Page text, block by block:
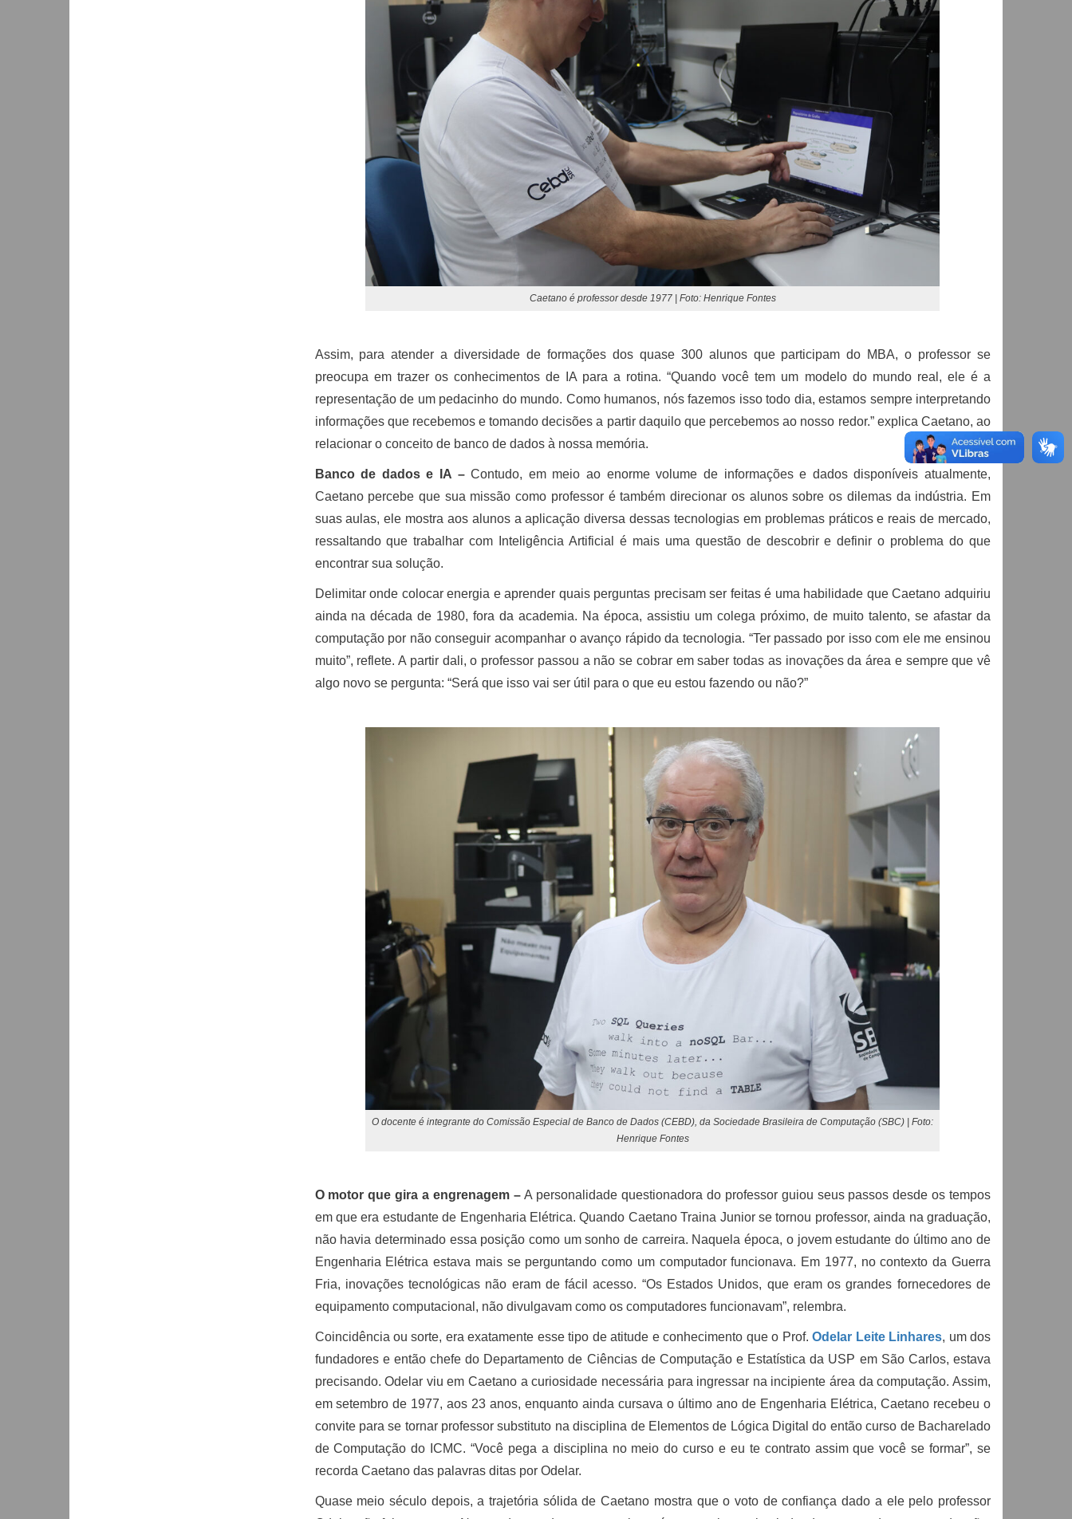
Caetano é professor desde 1977 | Foto: Henrique Fontes
Assim, para atender a diversidade de formações dos quase 300 alunos que participam do MBA, o professor se
preocupa em trazer os conhecimentos de IA para a rotina. “Quando você tem um modelo do mundo real, ele é a
representação de um pedacinho do mundo. Como humanos, nós fazemos isso todo dia, estamos sempre interpretando
informações que recebemos e tomando decisões a partir daquilo que percebemos ao nosso redor.” explica Caetano, ao
relacionar o conceito de banco de dados à nossa memória.
Banco de dados e IA –Contudo, em meio ao enorme volume de informações e dados disponíveis atualmente,
Caetano percebe que sua missão como professor é também direcionar os alunos sobre os dilemas da indústria. Em
suas aulas, ele mostra aos alunos a aplicação diversa dessas tecnologias em problemas práticos e reais de mercado,
ressaltando que trabalhar com Inteligência Artificial é mais uma questão de descobrir e definir o problema do que
encontrar sua solução.
Delimitar onde colocar energia e aprender quais perguntas precisam ser feitas é uma habilidade que Caetano adquiriu
ainda na década de 1980, fora da academia. Na época, assistiu um colega próximo, de muito talento, se afastar da
computação por não conseguir acompanhar o avanço rápido da tecnologia. “Ter passado por isso com ele me ensinou
muito”, reflete. A partir dali, o professor passou a não se cobrar em saber todas as inovações da área e sempre que vê
algo novo se pergunta: “Será que isso vai ser útil para o que eu estou fazendo ou não?”
O docente é integrante do Comissão Especial de Banco de Dados (CEBD), da Sociedade Brasileira de Computação (SBC) | Foto:
Henrique Fontes
O motor que gira a engrenagem –A personalidade questionadora do professor guiou seus passos desde os tempos
em que era estudante de Engenharia Elétrica. Quando Caetano Traina Junior se tornou professor, ainda na graduação,
não havia determinado essa posição como um sonho de carreira. Naquela época, o jovem estudante do último ano de
Engenharia Elétrica estava mais se perguntando como um computador funcionava. Em 1977, no contexto da Guerra
Fria, inovações tecnológicas não eram de fácil acesso. “Os Estados Unidos, que eram os grandes fornecedores de
equipamento computacional, não divulgavam como os computadores funcionavam”, relembra.
Coincidência ou sorte, era exatamente esse tipo de atitude e conhecimento que o Prof.Odelar Leite Linhares, um dos
fundadores e então chefe do Departamento de Ciências de Computação e Estatística da USP em São Carlos, estava
precisando. Odelar viu em Caetano a curiosidade necessária para ingressar na incipiente área da computação. Assim,
em setembro de 1977, aos 23 anos, enquanto ainda cursava o último ano de Engenharia Elétrica, Caetano recebeu o
convite para se tornar professor substituto na disciplina de Elementos de Lógica Digital do então curso de Bacharelado
de Computação do ICMC. “Você pega a disciplina no meio do curso e eu te contrato assim que você se formar”, se
recorda Caetano das palavras ditas por Odelar.
Quase meio século depois, a trajetória sólida de Caetano mostra que o voto de confiança dado a ele pelo professor